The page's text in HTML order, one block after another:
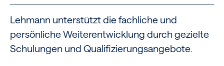
Lehmann unterstützt die fachliche und
persönliche Weiterentwicklung durch gezielte
Schulungen und Qualifizierungsangebote.